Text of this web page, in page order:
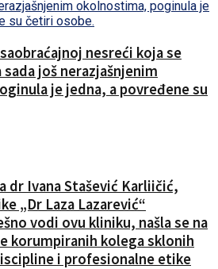
saobraćajnoj nesreći koja se
još nerazjašnjenim
je jedna, a povređene su
dr Ivana Stašević Karliičić,
„Dr Laza Lazarević“
vodi ovu kliniku, našla se na
korumpiranih kolega sklonih
i profesionalne etike